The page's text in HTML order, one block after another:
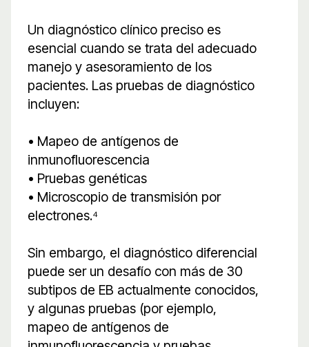
Un diagnóstico clínico preciso es
esencial cuando se trata del adecuado
manejo y asesoramiento de los
pacientes. Las pruebas de diagnóstico
incluyen:
• Mapeo de antígenos de
inmunofluorescencia
• Pruebas genéticas
• Microscopio de transmisión por
electrones.⁴
Sin embargo, el diagnóstico diferencial
puede ser un desafío con más de 30
subtipos de EB actualmente conocidos,
y algunas pruebas (por ejemplo,
mapeo de antígenos de